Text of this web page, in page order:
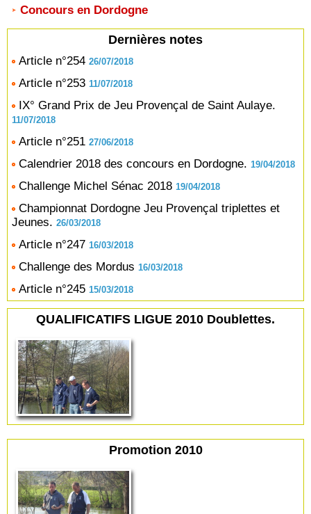
Concours en Dordogne
Dernières notes
Article n°254 26/07/2018
Article n°253 11/07/2018
IX° Grand Prix de Jeu Provençal de Saint Aulaye.
11/07/2018
Article n°251 27/06/2018
Calendrier 2018 des concours en Dordogne. 19/04/2018
Challenge Michel Sénac 2018 19/04/2018
Championnat Dordogne Jeu Provençal triplettes et
Jeunes. 26/03/2018
Article n°247 16/03/2018
Challenge des Mordus 16/03/2018
Article n°245 15/03/2018
QUALIFICATIFS LIGUE 2010 Doublettes.
Promotion 2010